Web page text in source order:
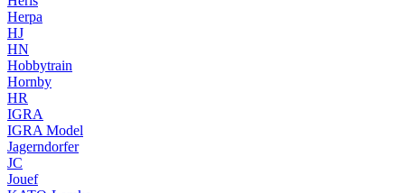
Herpa
HJ
HN
Hobbytrain
Hornby
HR
IGRA
IGRA Model
Jagerndorfer
JC
Jouef